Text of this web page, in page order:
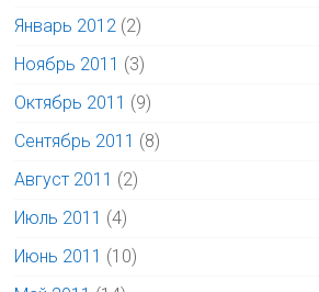
Январь 2012 (2)
Ноябрь 2011 (3)
Октябрь 2011 (9)
Сентябрь 2011 (8)
Август 2011 (2)
Июль 2011 (4)
Июнь 2011 (10)